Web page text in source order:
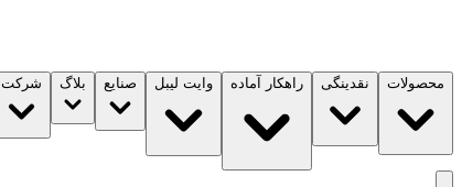
محصولات نقدینگی راهکار آماده وایت لیبل صنایع بلاگ شرکت